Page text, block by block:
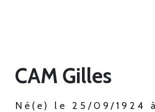
CAM Gilles
Né(e) le 25/09/1924 à